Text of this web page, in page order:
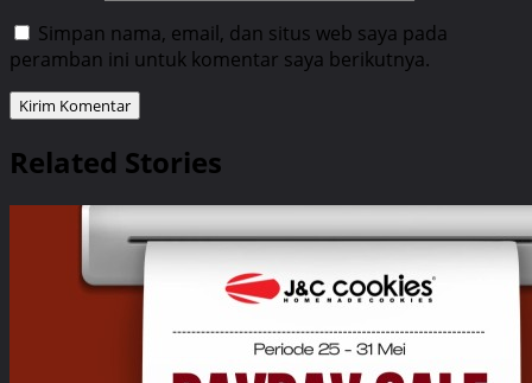
Simpan nama, email, dan situs web saya pada
peramban ini untuk komentar saya berikutnya.
Related Stories